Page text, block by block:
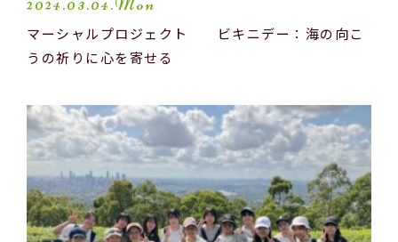
マーシャルプロジェクト ビキニデー：海の向こ
うの祈りに心を寄せる